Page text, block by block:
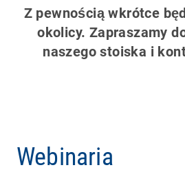
Z pewnością wkrótce
okolicy. Zapraszamy
naszego stoiska i
Webinaria